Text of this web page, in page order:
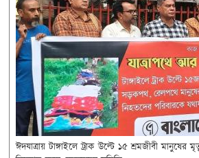
ঈদযাত্রায় টাঙ্গাইলে ট্রাক উল্টে ১৫ শ্রমজীবী মানুষের